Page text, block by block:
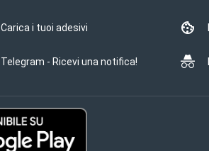
Carica i tuoi adesivi
Telegram - Ricevi una notifica!